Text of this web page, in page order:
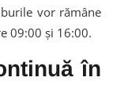
vor rămâne
09:00 și 16:00.
în